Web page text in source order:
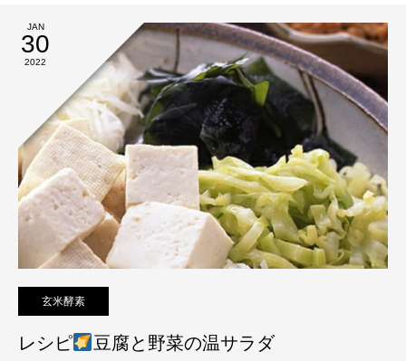
JAN
30
2022
玄米酵素
レシピ 豆腐と野菜の温サラダ